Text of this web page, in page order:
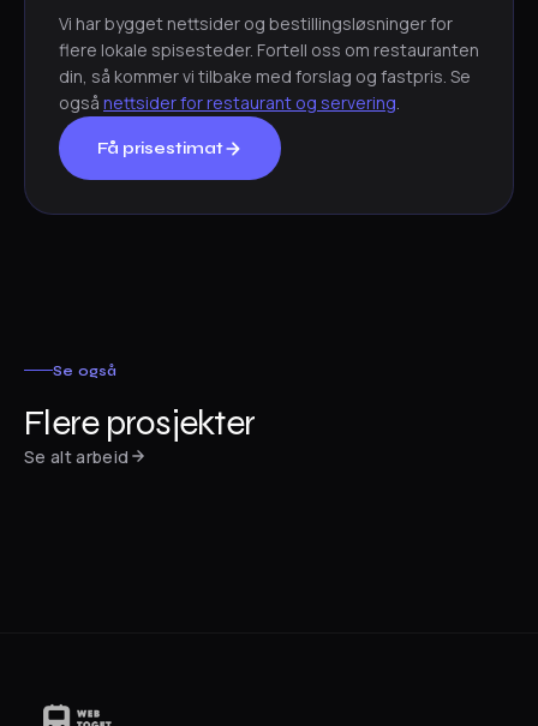
Vi har bygget nettsider og bestillingsløsninger for
flere lokale spisesteder. Fortell oss om restauranten
din, så kommer vi tilbake med forslag og fastpris. Se
også nettsider for restaurant og servering.
Få prisestimat
Se også
Flere prosjekter
Se alt arbeid
Nettside · Mat & catering
Matglede
Nettside · Bilverksted